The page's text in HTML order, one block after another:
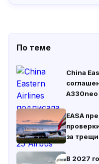
По теме
China
A330neo
EASA
за
В 2027